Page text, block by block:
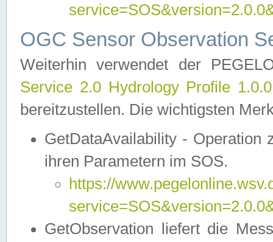
OGC Sensor Observation
Weiterhin verwendet der
Service 2.0 Hydrology Profile
bereitzustellen. Die wichtigsten
GetDataAvailability - Operation
ihren Parametern im SOS.
https://
GetObservation liefert die